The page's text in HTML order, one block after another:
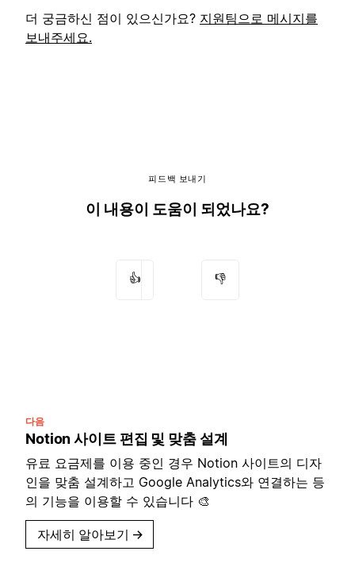
더 궁금하신 점이 있으신가요? 지원팀으로 메시지를
보내주세요.
피드백 보내기
이 내용이 도움이 되었나요?
👍 👎
다음
Notion 사이트 편집 및 맞춤 설계
유료 요금제를 이용 중인 경우 Notion 사이트의 디자
인을 맞춤 설계하고 Google Analytics와 연결하는 등
의 기능을 이용할 수 있습니다 🎨
자세히 알아보기 →